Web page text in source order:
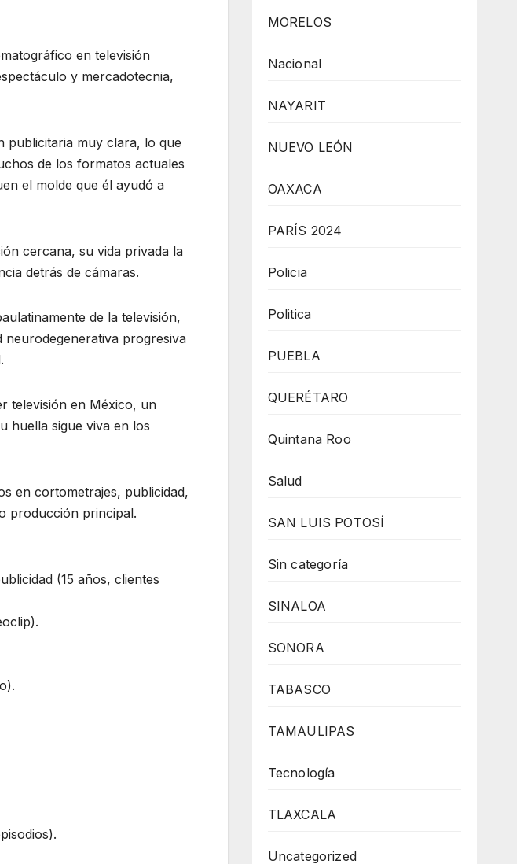
en televisión
y mercadotecnia,
publicitaria muy clara, lo que
de los formatos actuales
el molde que él ayudó a
cercana, su vida privada la
detrás de cámaras.
de la televisión,
progresiva
televisión en México, un
huella sigue viva en los
en cortometrajes, publicidad,
producción principal.
(15 años, clientes
MORELOS
Nacional
NAYARIT
NUEVO LEÓN
OAXACA
PARÍS 2024
Policia
Politica
PUEBLA
QUERÉTARO
Quintana Roo
Salud
SAN LUIS POTOSÍ
Sin categoría
SINALOA
SONORA
TABASCO
TAMAULIPAS
Tecnología
TLAXCALA
Uncategorized